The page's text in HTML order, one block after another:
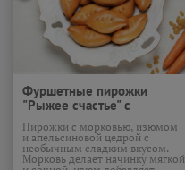
Фуршетные пирожки
"Рыжее счастье" с
морковью, изюмом и
цедрой апельсина 450 г
(10шт)
Пирожки с морковью, изюмом
и апельсиновой цедрой с
необычным сладким вкусом.
Морковь делает начинку мягкой